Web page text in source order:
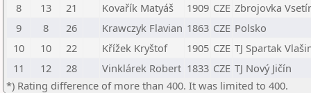
8
13 21 Kovařík Matyáš 1909 CZE Zbrojovka
9
8 26 Krawczyk Flavian 1863 CZE Polsko
10
10 22 Křížek Kryštof 1905 CZE TJ Spartak
11
12 28 Vinklárek Robert 1833 CZE TJ Nový Jičín
*) Rating difference of more than 400. It was limited to 400.